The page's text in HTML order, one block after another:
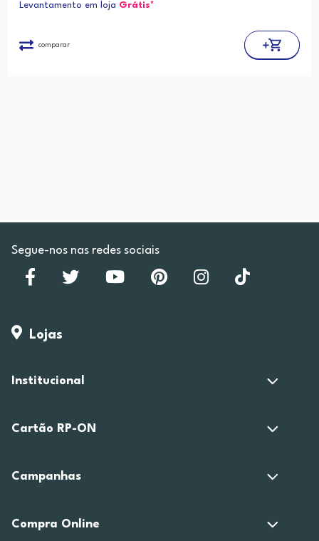
Levantamento em loja Grátis*
comparar
Segue-nos nas redes sociais
Lojas
Institucional
Cartão RP-ON
Campanhas
Compra Online